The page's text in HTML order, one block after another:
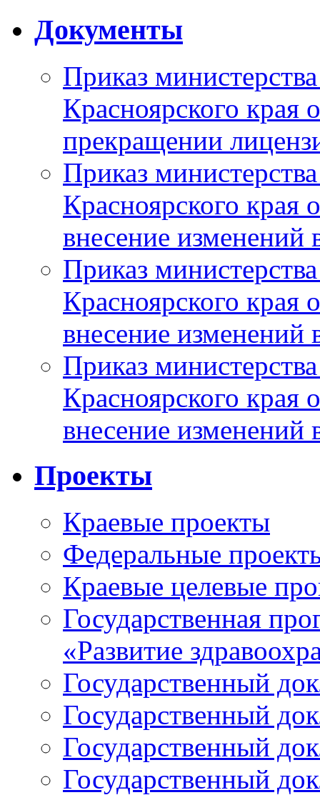
Документы
Приказ
Красноярского
прекращении
Приказ
Красноярского
внесение изменений
Приказ
Красноярского
внесение изменений
Приказ
Красноярского
внесение изменений
Проекты
Краевые проекты
Федеральные
Краевые целевые
Государственная
«Развитие
Государственный
Государственный
Государственный
Государственный